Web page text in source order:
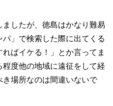
したが、徳島はかなり難易
」で検索した際に出てくる
ばイケる！」とか言ってま
度他の地域に遠征をして経
場所なのは間違いないで